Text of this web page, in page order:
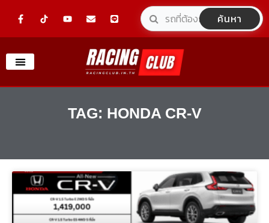
F
a
e
o
o
-
o
t
n
e
l
o
p
e
L
i
e
ค้นหา
TAG: HONDA CR-V